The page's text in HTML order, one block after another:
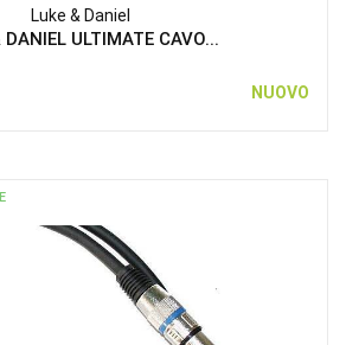
Luke & Daniel
DANIEL ULTIMATE CAVO...
NUOVO